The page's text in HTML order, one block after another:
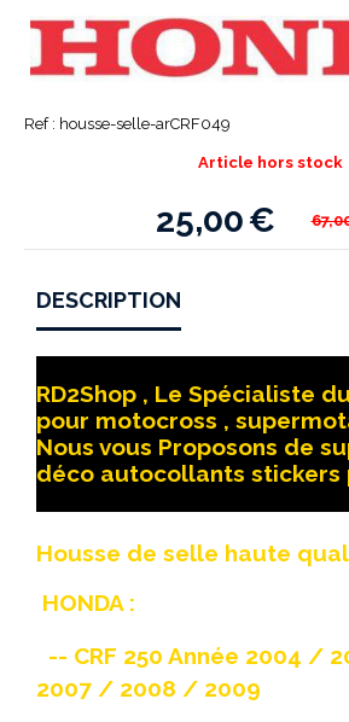
Ref : housse-selle-arCRF049
25,00€
Article hors stock
DESCRIPTION
RD2Shop , Le Spécialiste
pour motocross ,
Nous vous Proposons de
déco autocollants stickers
Housse de selle haute
HONDA :
-- CRF 250 Année 2004 /
2007 / 2008 / 2009